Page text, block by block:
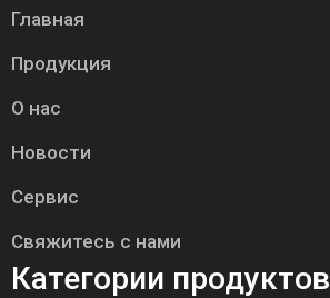
Главная
Продукция
О нас
Новости
Сервис
Свяжитесь с нами
Категории продуктов